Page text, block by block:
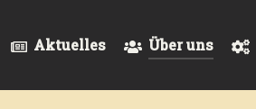
Aktuelles Über uns